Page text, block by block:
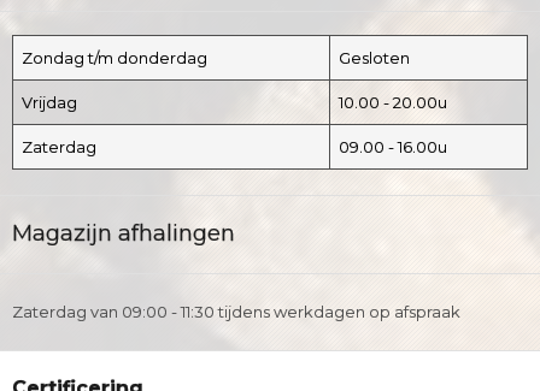
Zondag t/m donderdag Gesloten
Vrijdag 10.00 - 20.00u
Zaterdag 09.00 - 16.00u
Magazijn afhalingen
Zaterdag van 09:00 - 11:30 tijdens werkdagen op afspraak